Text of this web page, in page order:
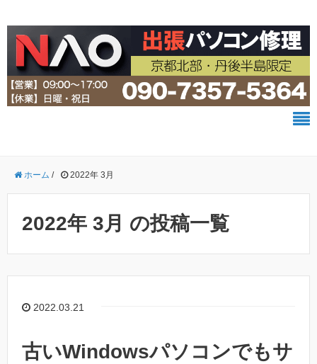
ホーム / 2022年 3月
2022年 3月 の投稿一覧
2022.03.21
古いWindowsパソコンでもサ